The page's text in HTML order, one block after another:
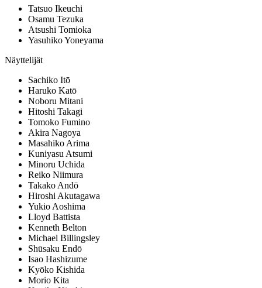
Tatsuo Ikeuchi
Osamu Tezuka
Atsushi Tomioka
Yasuhiko Yoneyama
Näyttelijät
Sachiko Itō
Haruko Katō
Noboru Mitani
Hitoshi Takagi
Tomoko Fumino
Akira Nagoya
Masahiko Arima
Kuniyasu Atsumi
Minoru Uchida
Reiko Niimura
Takako Andō
Hiroshi Akutagawa
Yukio Aoshima
Lloyd Battista
Kenneth Belton
Michael Billingsley
Shūsaku Endō
Isao Hashizume
Kyōko Kishida
Morio Kita